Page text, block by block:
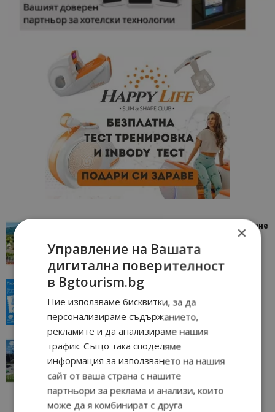
“Пощенска картичка от…”: Петрич – Изживяване
Петрич 11/07/2026 11:22
“Пощенска картичка от…”: Пловдив, градът на
“Пощенска картичка от…”: Перник – град на
×
Управление на Вашата
дигитална поверителност
в Bgtourism.bg
Ние използваме бисквитки, за да
персонализираме съдържанието,
рекламите и да анализираме нашия
трафик. Също така споделяме
информация за използването на нашия
сайт от ваша страна с нашите
партньори за реклама и анализи, които
може да я комбинират с друга